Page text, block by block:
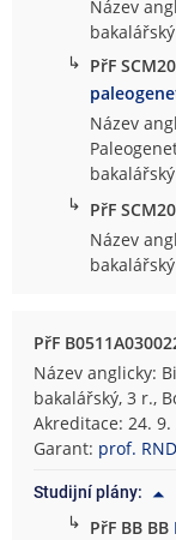
Název
↳ PřF
Název
↳ PřF
Název
PřF
Název anglicky:
bakalářský, 3 r.,
Akreditace: 24. 9.
Garant: prof.
Studijní plány:
↳ PřF BB BB